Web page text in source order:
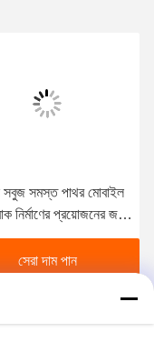
সবুজ সমস্ত পাথর মোবাইল
নির্মাণের প্রয়োজনের জন্য
সেরা দাম পান